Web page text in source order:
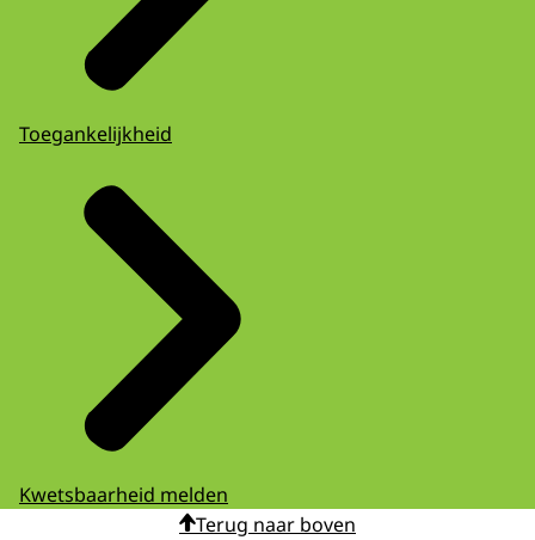
Toegankelijkheid
Kwetsbaarheid melden
Terug naar boven